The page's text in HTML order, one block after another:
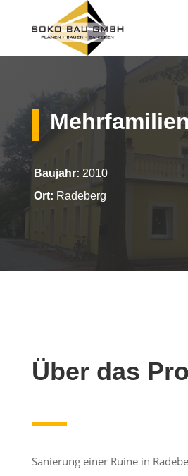
Baujahr: 2010
Ort: Radeberg
Über das
Sanierung einer Ruine in